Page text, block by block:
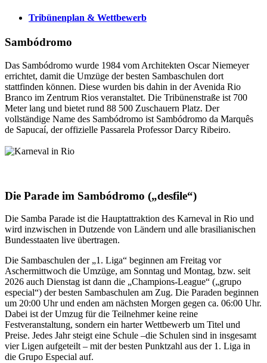
Tribünenplan & Wettbewerb
Sambódromo
Das Sambódromo wurde 1984 vom Architekten Oscar Niemeyer
errichtet, damit die Umzüge der besten Sambaschulen dort
stattfinden können. Diese wurden bis dahin in der Avenida Rio
Branco im Zentrum Rios veranstaltet. Die Tribünenstraße ist 700
Meter lang und bietet rund 88 500 Zuschauern Platz. Der
vollständige Name des Sambódromo ist Sambódromo da Marquês
de Sapucaí, der offizielle Passarela Professor Darcy Ribeiro.
Die Parade im Sambódromo („desfile“)
Die Samba Parade ist die Hauptattraktion des Karneval in Rio und
wird inzwischen in Dutzende von Ländern und alle brasilianischen
Bundesstaaten live übertragen.
Die Sambaschulen der „1. Liga“ beginnen am Freitag vor
Aschermittwoch die Umzüge, am Sonntag und Montag, bzw. seit
2026 auch Dienstag ist dann die „Champions-League“ („grupo
especial“) der besten Sambaschulen am Zug. Die Paraden beginnen
um 20:00 Uhr und enden am nächsten Morgen gegen ca. 06:00 Uhr.
Dabei ist der Umzug für die Teilnehmer keine reine
Festveranstaltung, sondern ein harter Wettbewerb um Titel und
Preise. Jedes Jahr steigt eine Schule –die Schulen sind in insgesamt
vier Ligen aufgeteilt – mit der besten Punktzahl aus der 1. Liga in
die Grupo Especial auf.